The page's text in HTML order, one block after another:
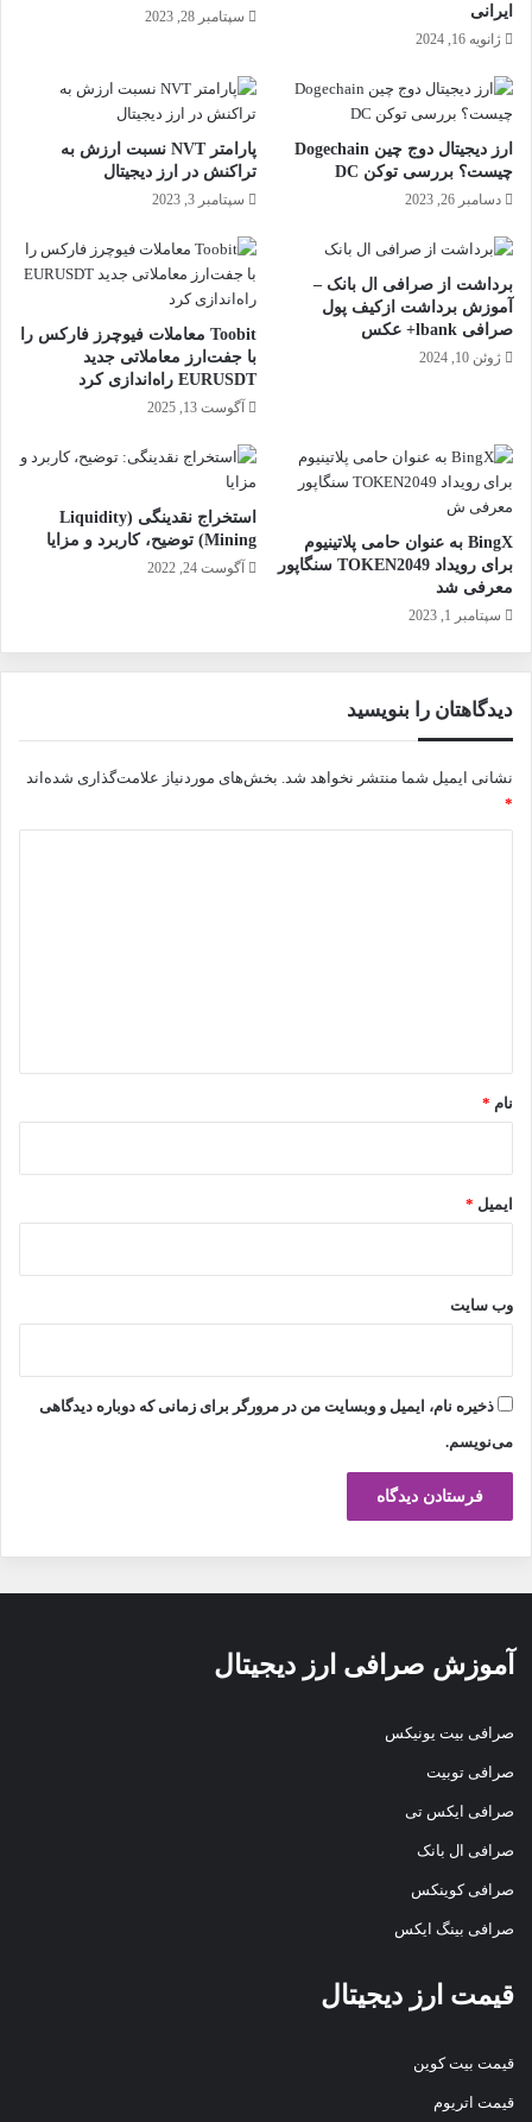
ایرانی
ژانویه 16, 2024
سپتامبر 28, 2023
ارز دیجیتال دوج چین Dogechain
چیست؟ بررسی توکن DC
دسامبر 26, 2023
پارامتر NVT نسبت ارزش به
تراکنش در ارز دیجیتال
سپتامبر 3, 2023
برداشت از صرافی ال بانک –
آموزش برداشت ازکیف پول
صرافی lbank+ عکس
ژوئن 10, 2024
Toobit معاملات فیوچرز فارکس را
با جفت‌ارز معاملاتی جدید
EURUSDT راه‌اندازی کرد
آگوست 13, 2025
BingX به عنوان حامی پلاتینیوم
برای رویداد TOKEN2049 سنگاپور
معرفی شد
سپتامبر 1, 2023
استخراج نقدینگی (Liquidity
Mining) توضیح، کاربرد و مزایا
آگوست 24, 2022
دیدگاهتان را بنویسید
نشانی ایمیل شما منتشر نخواهد شد. بخش‌های موردنیاز علامت‌گذاری شده‌اند
*
نام *
ایمیل *
وب‌ سایت
ذخیره نام، ایمیل و وبسایت من در مرورگر برای زمانی که دوباره دیدگاهی
می‌نویسم.
آموزش صرافی ارز دیجیتال
صرافی بیت یونیکس
صرافی توبیت
صرافی ایکس تی
صرافی ال بانک
صرافی کوینکس
صرافی بینگ ایکس
قیمت ارز دیجیتال
قیمت بیت کوین
قیمت اتریوم